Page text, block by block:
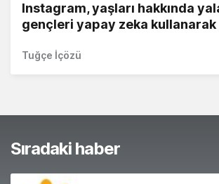
Instagram, yaşları hakkında
gençleri yapay zeka
Tuğçe İçözü
Sıradaki haber